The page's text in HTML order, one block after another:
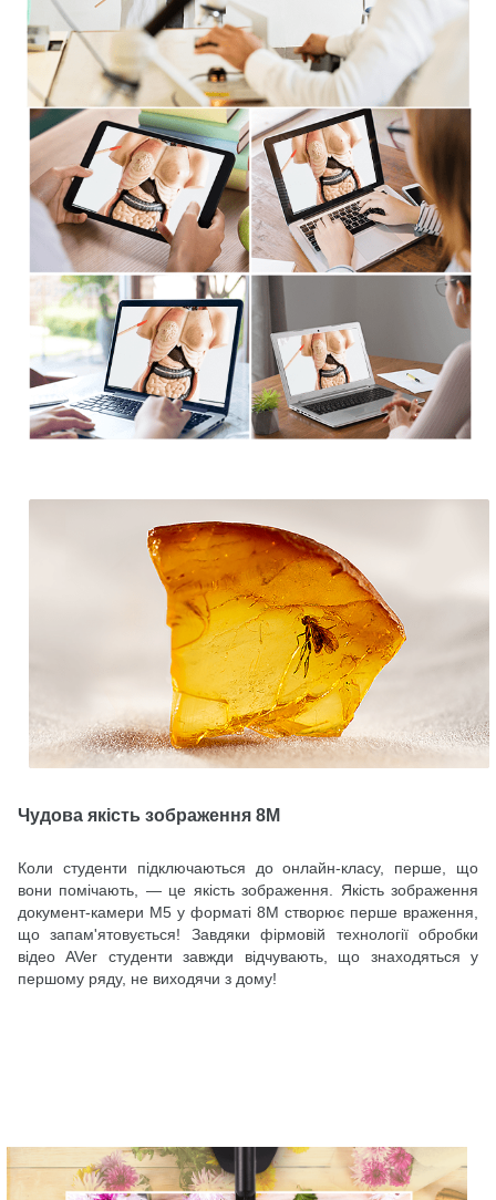
Чудова якість зображення 8M
Коли студенти підключаються до онлайн-класу, перше, що
вони помічають, — це якість зображення. Якість зображення
документ-камери M5 у форматі 8M створює перше враження,
що запам'ятовується! Завдяки фірмовій технології обробки
відео AVer студенти завжди відчувають, що знаходяться у
першому ряду, не виходячи з дому!